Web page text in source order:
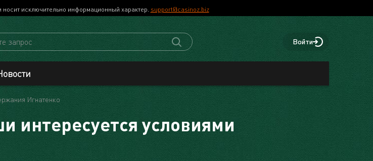
исключительно информационный характер. support@casinoz.biz
Войти
Игнатенко
интересуется условиями